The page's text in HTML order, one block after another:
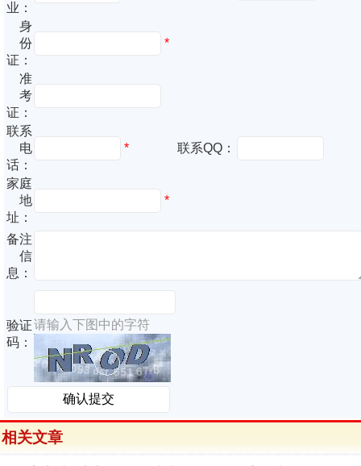
业：
身
份
证：
*
准
考
证：
联系
电
话：
* 联系QQ：
家庭
地
址：
*
备注
信
息：
验证
码：
请输入下图中的字符
相关文章